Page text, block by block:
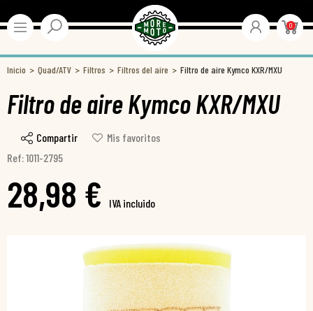
0
Inicio Quad/ATV Filtros Filtros del aire Filtro de aire Kymco KXR/MXU
Filtro de aire Kymco KXR/MXU
Compartir
Mis favoritos
Ref: 1011-2795
28,98 € IVA incluido